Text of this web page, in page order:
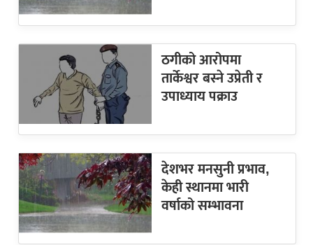
ठगीको आरोपमा
तार्केश्वर बस्ने उप्रेती र
उपाध्याय पक्राउ
देशभर मनसुनी प्रभाव,
केही स्थानमा भारी
वर्षाको सम्भावना